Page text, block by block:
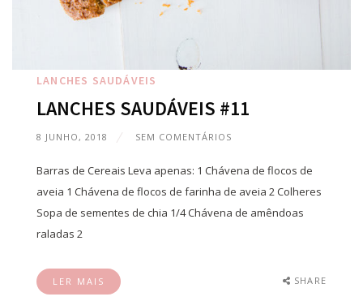
LANCHES SAUDÁVEIS
LANCHES SAUDÁVEIS #11
8 JUNHO, 2018 SEM COMENTÁRIOS
Barras de Cereais Leva apenas: 1 Chávena de flocos de
aveia 1 Chávena de flocos de farinha de aveia 2 Colheres
Sopa de sementes de chia 1/4 Chávena de amêndoas
raladas 2
LER MAIS SHARE